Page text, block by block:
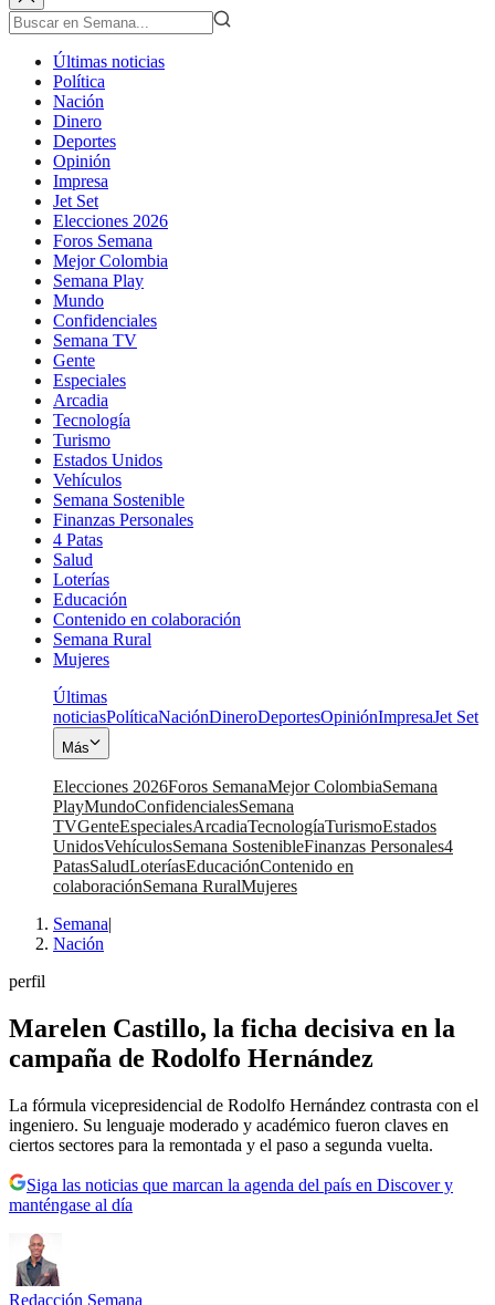
Últimas noticias
Política
Nación
Dinero
Deportes
Opinión
Impresa
Jet Set
Elecciones 2026
Foros Semana
Mejor Colombia
Semana Play
Mundo
Confidenciales
Semana TV
Gente
Especiales
Arcadia
Tecnología
Turismo
Estados Unidos
Vehículos
Semana Sostenible
Finanzas Personales
4 Patas
Salud
Loterías
Educación
Contenido en colaboración
Semana Rural
Mujeres
Últimas
noticiasPolíticaNaciónDineroDeportesOpiniónImpresaJet Set
Más
Elecciones 2026Foros SemanaMejor ColombiaSemana
PlayMundoConfidencialesSemana
TVGenteEspecialesArcadiaTecnologíaTurismoEstados
UnidosVehículosSemana SostenibleFinanzas Personales4
PatasSaludLoteríasEducaciónContenido en
colaboraciónSemana RuralMujeres
Semana|
Nación
perfil
Marelen Castillo, la ficha decisiva en la
campaña de Rodolfo Hernández
La fórmula vicepresidencial de Rodolfo Hernández contrasta con el
ingeniero. Su lenguaje moderado y académico fueron claves en
ciertos sectores para la remontada y el paso a segunda vuelta.
Siga las noticias que marcan la agenda del país en Discover y
manténgase al día
Redacción Semana